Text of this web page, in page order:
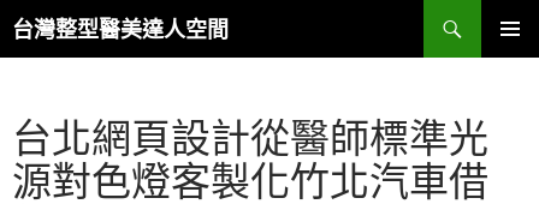
台灣整型醫美達人空間
搜
尋
要
內
容
台北網頁設計從醫師標準光
源對色燈客製化竹北汽車借